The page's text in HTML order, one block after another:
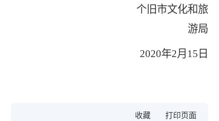
个旧市文化和旅
游局
2020年2月15日
收藏